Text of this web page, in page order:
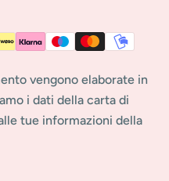
vengono elaborate in
i dati della carta di
tue informazioni della